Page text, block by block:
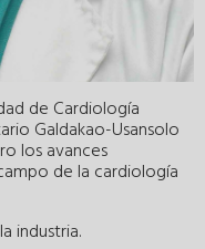
de Cardiología
Galdakao-Usansolo
los avances
de la cardiología
industria.